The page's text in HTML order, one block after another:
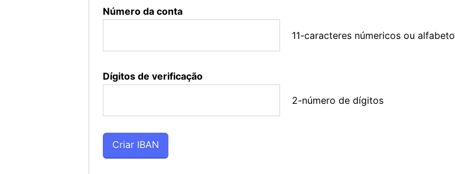
Número da conta
11-caracteres númericos ou alfabeto
Dígitos de verificação
2-número de dígitos